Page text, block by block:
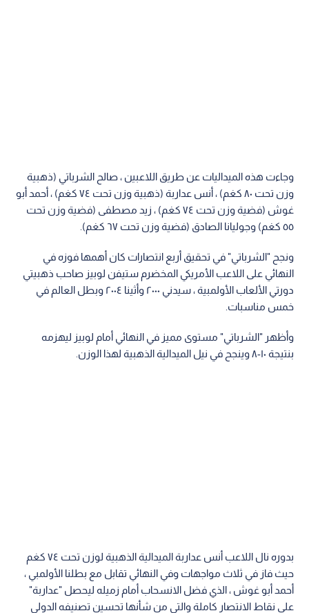
وجاءت هذه الميداليات عن طريق اللاعبين ، صالح الشرباتي (ذهبية
وزن تحت ٨٠ كغم) ، أنس عداربة (ذهبية وزن تحت ٧٤ كغم) ، أحمد أبو
غوش (فضية وزن تحت ٧٤ كغم) ، زيد مصطفى (فضية وزن تحت
٥٥ كغم) وجوليانا الصادق (فضية وزن تحت ٦٧ كغم).
ونجح "الشرباتي" في تحقيق أربع انتصارات كان أهمها فوزه في
النهائي على اللاعب الأمريكي المخضرم ستيفن لوبيز صاحب ذهبيتي
دورتي الألعاب الأولمبية ، سيدني ٢٠٠٠ وأثينا ٢٠٠٤ وبطل العالم في
خمس مناسبات.
وأظهر "الشرباتي" مستوى مميز في النهائي أمام لوبيز ليهزمه
بنتيجة ١٠-٨ وينجح في نيل الميدالية الذهبية لهذا الوزن.
بدوره نال اللاعب أنس عداربة الميدالية الذهبية لوزن تحت ٧٤ كغم
حيث فاز في ثلاث مواجهات وفي النهائي تقابل مع بطلنا الأولمبي ،
أحمد أبو غوش ، الذي فضل الانسحاب أمام زميله ليحصل "عداربة"
على نقاط الانتصار كاملة والتي من شأنها تحسين تصنيفه الدولي